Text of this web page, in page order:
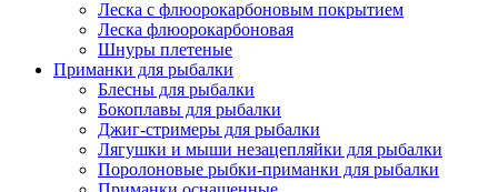
Леска с флюорокарбоновым покрытием
Леска флюорокарбоновая
Шнуры плетеные
Приманки для рыбалки
Блесны для рыбалки
Бокоплавы для рыбалки
Джиг-стримеры для рыбалки
Лягушки и мыши незацепляйки для рыбалки
Поролоновые рыбки-приманки для рыбалки